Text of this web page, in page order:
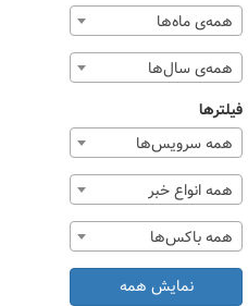
همه‌ی ماه‌ها
همه‌ی سال‌ها
فیلترها
همه سرویس‌ها
همه انواع خبر
همه باکس‌ها
نمایش همه